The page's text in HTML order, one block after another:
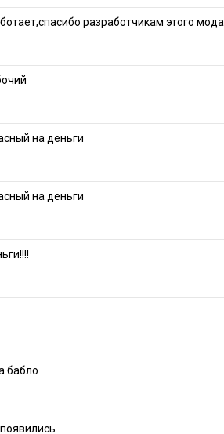
разработчикам этого мода.
на деньги
на деньги
бабло